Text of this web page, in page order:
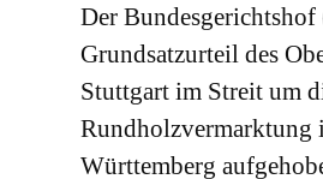
Der
Grundsatzurteil des
Stuttgart im Streit um
Rundholzvermarktung
Württemberg